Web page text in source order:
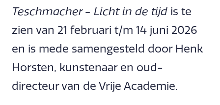
Teschmacher - Licht in de tijd is te
zien van 21 februari t/m 14 juni 2026
en is mede samengesteld door Henk
Horsten, kunstenaar en oud-
directeur van de Vrije Academie.